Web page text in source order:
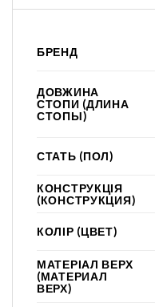
БРЕНД
ДОВЖИНА
СТОПИ (ДЛИНА
СТОПЫ)
СТАТЬ (ПОЛ)
КОНСТРУКЦІЯ
(КОНСТРУКЦИЯ)
КОЛІР (ЦВЕТ)
МАТЕРІАЛ ВЕРХ
(МАТЕРИАЛ
ВЕРХ)